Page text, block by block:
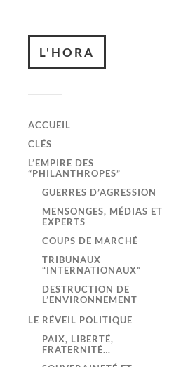
L'HORA
ACCUEIL
CLÉS
L’EMPIRE DES
“PHILANTHROPES”
GUERRES D’AGRESSION
MENSONGES, MÉDIAS ET
EXPERTS
COUPS DE MARCHÉ
TRIBUNAUX
“INTERNATIONAUX”
DESTRUCTION DE
L’ENVIRONNEMENT
LE RÉVEIL POLITIQUE
PAIX, LIBERTÉ,
FRATERNITÉ…